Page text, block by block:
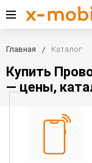
Главная Каталог
Купить
— цены,